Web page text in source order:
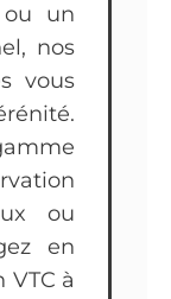
un
nos
vous
ou
en
à